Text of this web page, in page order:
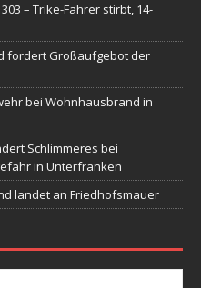
– Trike-Fahrer stirbt, 14-
fordert Großaufgebot der
bei Wohnhausbrand in
Schlimmeres bei
in Unterfranken
landet an Friedhofsmauer